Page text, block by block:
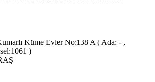
Küme Evler No:138 A ( Ada: - ,
)